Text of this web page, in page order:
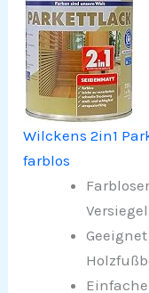
Wilckens 2in1
farblos